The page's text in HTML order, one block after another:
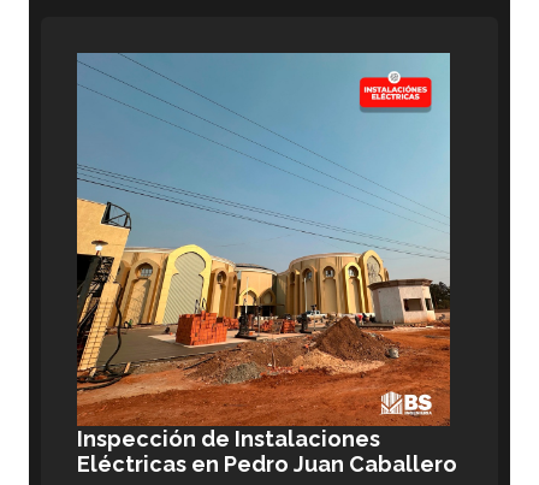
Inspección de Instalaciones
Eléctricas en Pedro Juan Caballero